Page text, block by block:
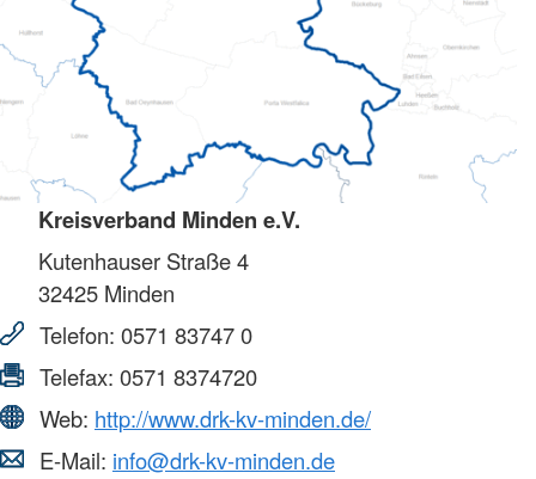
Kreisverband Minden e.V.
Kutenhauser Straße 4
32425 Minden
Telefon: 0571 83747 0
Telefax: 0571 8374720
Web: http://www.drk-kv-minden.de/
E-Mail: info@drk-kv-minden.de